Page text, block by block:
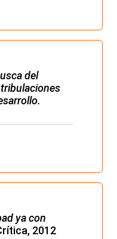
del
ya con
2012